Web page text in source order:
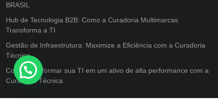
BRASIL
Hub de Tecnologia B2B: Como a Curadoria Multimarcas
Transforma a TI
Gestão de Infraestrutura: Maximize a Eficiência com a Curadoria
Técnica
Como transformar sua TI em um ativo de alta performance com a
Curadoria Técnica